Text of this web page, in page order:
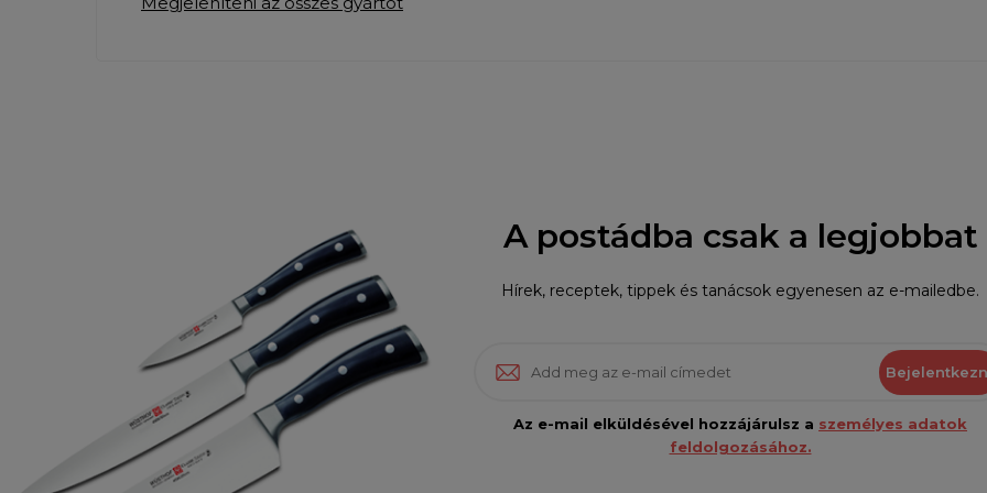
A postádba csak a legjobbat
Hírek, receptek, tippek és tanácsok egyenesen az e-mailedbe.
Az e-mail elküldésével hozzájárulsz a személyes adatok
feldolgozásához.